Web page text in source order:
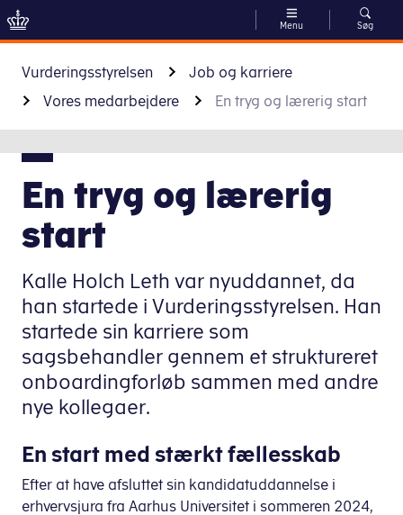
Menu Søg
Vurderingsstyrelsen
Job og karriere
Vores medarbejdere
En tryg og lærerig start
En tryg og lærerig
start
Kalle Holch Leth var nyuddannet, da
han startede i Vurderingsstyrelsen. Han
startede sin karriere som
sagsbehandler gennem et struktureret
onboardingforløb sammen med andre
nye kollegaer.
En start med stærkt fællesskab
Efter at have afsluttet sin kandidatuddannelse i
erhvervsjura fra Aarhus Universitet i sommeren 2024,